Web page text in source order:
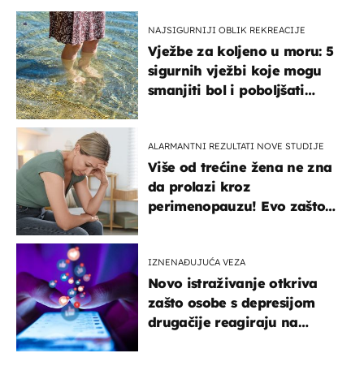
NAJSIGURNIJI OBLIK REKREACIJE
Vježbe za koljeno u moru: 5
sigurnih vježbi koje mogu
smanjiti bol i poboljšati
ALARMANTNI REZULTATI NOVE STUDIJE
Više od trećine žena ne zna
da prolazi kroz
perimenopauzu! Evo zašto
IZNENAĐUJUĆA VEZA
Novo istraživanje otkriva
zašto osobe s depresijom
drugačije reagiraju na